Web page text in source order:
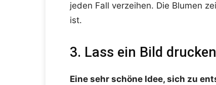
jeden Fall verzeihen. Die Blumen
ist.
3. Lass ein Bild
Eine sehr schöne Idee, sich zu